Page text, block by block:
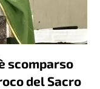
scomparso
del Sacro